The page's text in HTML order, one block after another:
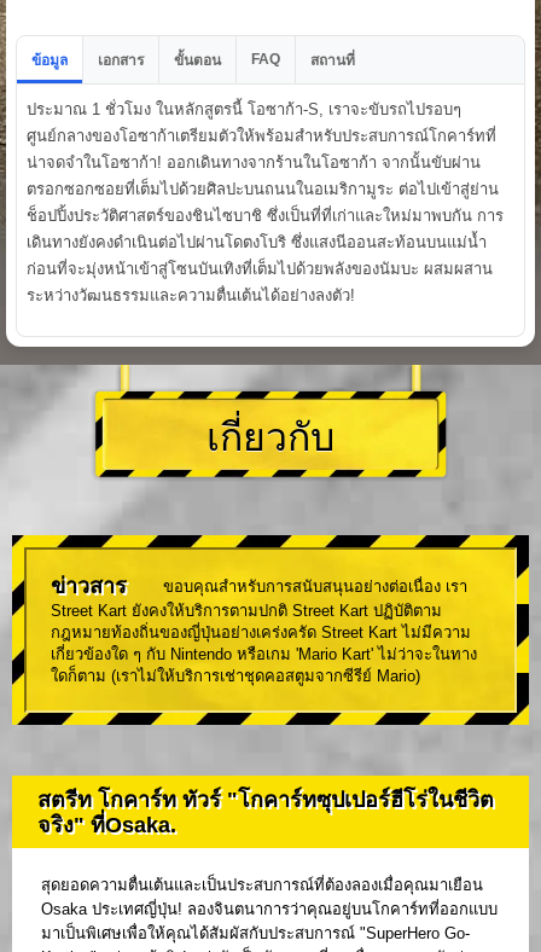
ข้อมูล เอกสาร ขั้นตอน FAQ สถานที่
ประมาณ 1 ชั่วโมง ในหลักสูตรนี้ โอซาก้า-S, เราจะขับรถไปรอบๆ
ศูนย์กลางของโอซาก้าเตรียมตัวให้พร้อมสำหรับประสบการณ์โกคาร์ทที่
น่าจดจำในโอซาก้า! ออกเดินทางจากร้านในโอซาก้า จากนั้นขับผ่าน
ตรอกซอกซอยที่เต็มไปด้วยศิลปะบนถนนในอเมริกามูระ ต่อไปเข้าสู่ย่าน
ช็อปปิ้งประวัติศาสตร์ของชินไซบาชิ ซึ่งเป็นที่ที่เก่าและใหม่มาพบกัน การ
เดินทางยังคงดำเนินต่อไปผ่านโดตงโบริ ซึ่งแสงนีออนสะท้อนบนแม่น้ำ
ก่อนที่จะมุ่งหน้าเข้าสู่โซนบันเทิงที่เต็มไปด้วยพลังของนัมบะ ผสมผสาน
ระหว่างวัฒนธรรมและความตื่นเต้นได้อย่างลงตัว!
เกี่ยวกับ
ข่าวสาร
ขอบคุณสำหรับการสนับสนุนอย่างต่อเนื่อง เรา
Street Kart ยังคงให้บริการตามปกติ Street Kart ปฏิบัติตาม
กฎหมายท้องถิ่นของญี่ปุ่นอย่างเคร่งครัด Street Kart ไม่มีความ
เกี่ยวข้องใด ๆ กับ Nintendo หรือเกม 'Mario Kart' ไม่ว่าจะในทาง
ใดก็ตาม (เราไม่ให้บริการเช่าชุดคอสตูมจากซีรีย์ Mario)
สตรีท โกคาร์ท ทัวร์ "โกคาร์ทซุปเปอร์ฮีโร่ในชีวิต
จริง" ที่Osaka.
สุดยอดความตื่นเต้นและเป็นประสบการณ์ที่ต้องลองเมื่อคุณมาเยือน
Osaka ประเทศญี่ปุ่น! ลองจินตนาการว่าคุณอยู่บนโกคาร์ทที่ออกแบบ
มาเป็นพิเศษเพื่อให้คุณได้สัมผัสกับประสบการณ์ "SuperHero Go-